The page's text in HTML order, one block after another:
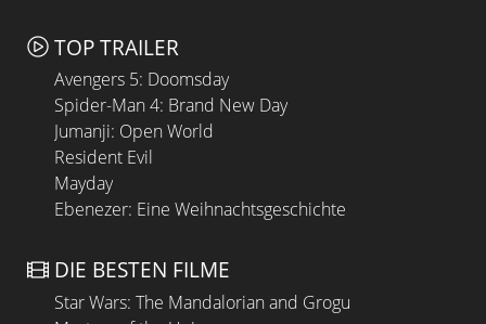
TOP TRAILER
Avengers 5: Doomsday
Spider-Man 4: Brand New Day
Jumanji: Open World
Resident Evil
Mayday
Ebenezer: Eine Weihnachtsgeschichte
DIE BESTEN FILME
Star Wars: The Mandalorian and Grogu